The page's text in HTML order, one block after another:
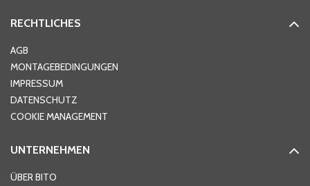
RECHTLICHES
AGB
MONTAGEBEDINGUNGEN
IMPRESSUM
DATENSCHUTZ
COOKIE MANAGEMENT
UNTERNEHMEN
ÜBER BITO